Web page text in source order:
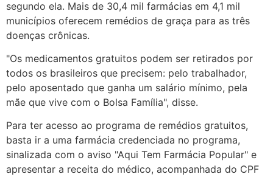
segundo ela. Mais de 30,4 mil farmácias em 4,1 mil
municípios oferecem remédios de graça para as três
doenças crônicas.
"Os medicamentos gratuitos podem ser retirados por
todos os brasileiros que precisem: pelo trabalhador,
pelo aposentado que ganha um salário mínimo, pela
mãe que vive com o Bolsa Família", disse.
Para ter acesso ao programa de remédios gratuitos,
basta ir a uma farmácia credenciada no programa,
sinalizada com o aviso "Aqui Tem Farmácia Popular" e
apresentar a receita do médico, acompanhada do CPF